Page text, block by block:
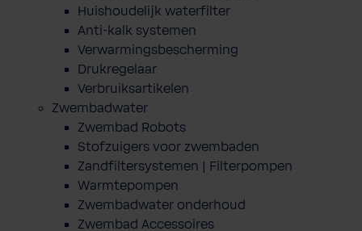
Huishoudelijk waterfilter
Anti-kalk systemen
Verwarmingsbescherming
Drukregelaar
Verbruiksartikelen
Zwembadwater
Zwembad Robots
Stofzuigers voor zwembaden
Zandfiltersystemen | Filterpompen
Warmtepompen
Zwembadwater onderhoud
Zwembad Accessoires